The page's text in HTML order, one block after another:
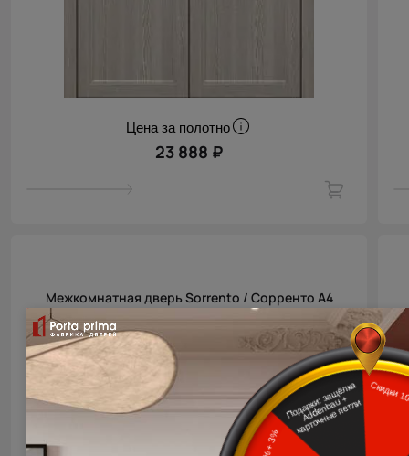
Цена за полотно
23 888 ₽
Межкомнатная дверь Sorrento / Сорренто А4